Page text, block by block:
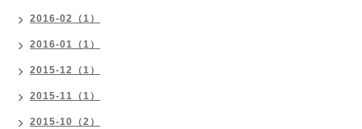
2016-02（1）
2016-01（1）
2015-12（1）
2015-11（1）
2015-10（2）